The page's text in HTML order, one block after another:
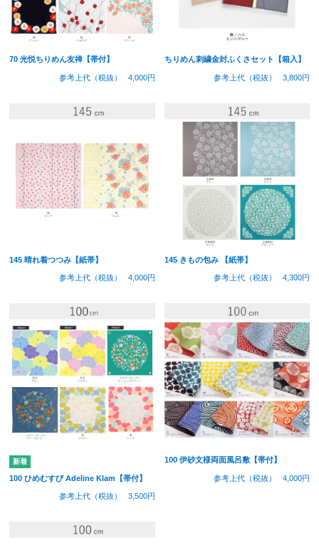
70 光悦ちりめん友禅【帯付】
参考上代（税抜） 4,000円
ちりめん刺繍金封ふくさセット【箱入】
参考上代（税抜） 3,800円
145 晴れ着つつみ【紙帯】
参考上代（税抜） 4,000円
145 きもの包み 【紙帯】
参考上代（税抜） 4,300円
100 ひめむすび Adeline Klam【帯付】
参考上代（税抜） 3,500円
100 伊砂文様両面風呂敷【帯付】
参考上代（税抜） 4,000円